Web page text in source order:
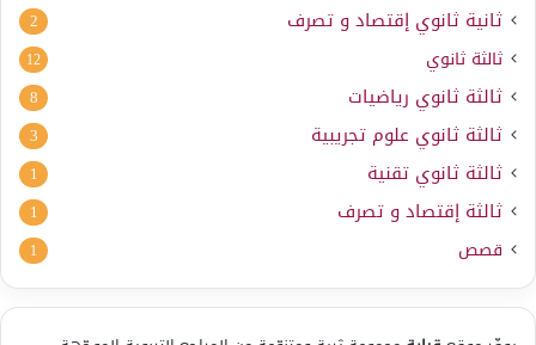
ثانية ثانوي إقتصاد و تصرف 2
ثالثة ثانوي 12
ثالثة ثانوي رياضيات 8
ثالثة ثانوي علوم تجريبية 3
ثالثة ثانوي تقنية 1
ثالثة إقتصاد و تصرف 1
قصص 1